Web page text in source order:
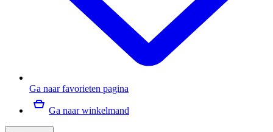
Ga naar favorieten pagina
Ga naar winkelmand